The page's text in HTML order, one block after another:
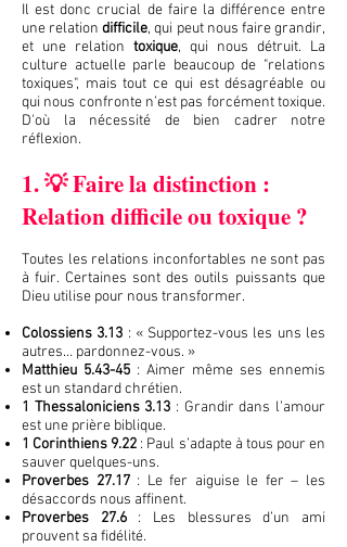
Il est donc crucial de faire la différence entre
une relationdifficile, qui peut nous faire grandir,
et une relation toxique, qui nous détruit. La
culture actuelle parle beaucoup de "relations
toxiques", mais tout ce qui est désagréable ou
qui nous confronte n’est pas forcément toxique.
D'où la nécessité de bien cadrer notre
réflexion.
1. 💡 Faire la distinction :
Relation difficile ou toxique ?
Toutes les relations inconfortables ne sont pas
à fuir. Certaines sont des outils puissants que
Dieu utilise pour nous transformer.
Colossiens 3.13 : « Supportez-vous les uns les
autres… pardonnez-vous. »
Matthieu 5.43-45 : Aimer même ses ennemis
est un standard chrétien.
1 Thessaloniciens 3.13 : Grandir dans l’amour
est une prière biblique.
1 Corinthiens 9.22 : Paul s’adapte à tous pour en
sauver quelques-uns.
Proverbes 27.17: Le fer aiguise le fer – les
désaccords nous affinent.
Proverbes 27.6: Les blessures d’un ami
prouvent sa fidélité.